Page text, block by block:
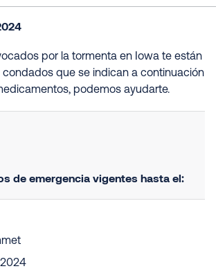
por la tormenta en Iowa te están
que se indican a continuación
podemos ayudarte.
de emergencia vigentes hasta el: